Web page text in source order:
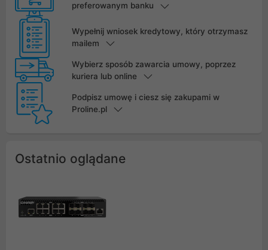
preferowanym banku
Wypełnij wniosek kredytowy, który otrzymasz
mailem
Wybierz sposób zawarcia umowy, poprzez
kuriera lub online
Podpisz umowę i ciesz się zakupami w
Proline.pl
Ostatnio oglądane